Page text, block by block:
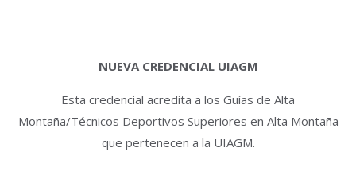
NUEVA CREDENCIAL UIAGM
Esta credencial acredita a los Guías de Alta
Montaña/Técnicos Deportivos Superiores en Alta Montaña
que pertenecen a la UIAGM.